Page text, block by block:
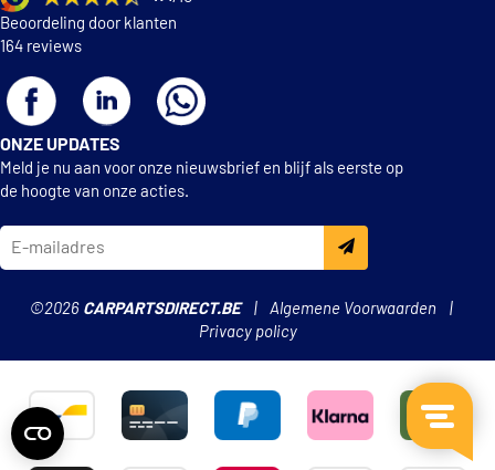
Beoordeling door klanten
164 reviews
ONZE UPDATES
Meld je nu aan voor onze nieuwsbrief en blijf als eerste op
de hoogte van onze acties.
©2026 CARPARTSDIRECT.BE
Algemene Voorwaarden
Privacy policy